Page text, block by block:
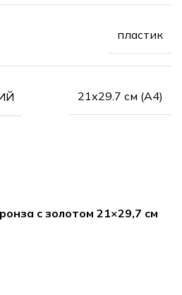
пластик
21х29.7 см (А4)
с золотом 21×29,7 см